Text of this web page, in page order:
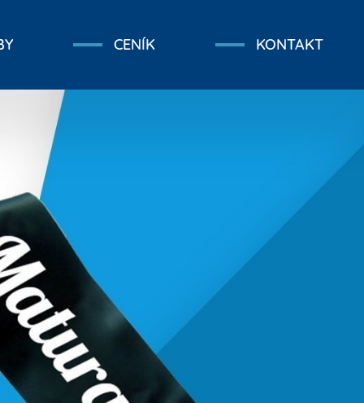
CENÍK KONTAKT